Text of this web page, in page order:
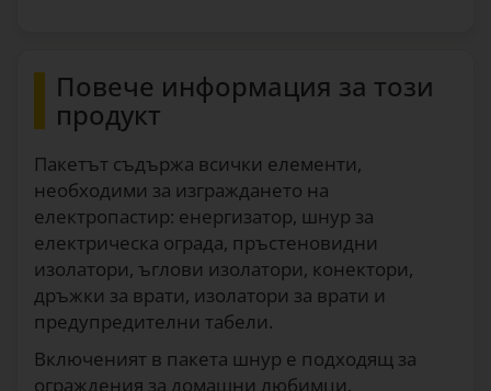
Повече информация за този
продукт
Пакетът съдържа всички елементи,
необходими за изграждането на
електропастир: енергизатор, шнур за
електрическа ограда, пръстеновидни
изолатори, ъглови изолатори, конектори,
дръжки за врати, изолатори за врати и
предупредителни табели.
Включеният в пакета шнур е подходящ за
ограждения за домашни любимци.